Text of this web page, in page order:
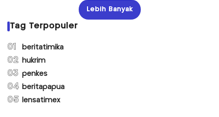
Lebih Banyak
Tag Terpopuler
01 beritatimika
02 hukrim
03 penkes
04 beritapapua
05 lensatimex